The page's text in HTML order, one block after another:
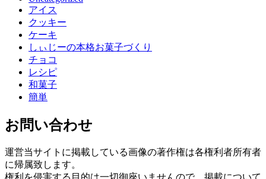
アイス
クッキー
ケーキ
しぃじーの本格お菓子づくり
チョコ
レシピ
和菓子
簡単
お問い合わせ
運営当サイトに掲載している画像の著作権は各権利者所有者
に帰属致します。
権利を侵害する目的は一切御座いませんので、掲載について